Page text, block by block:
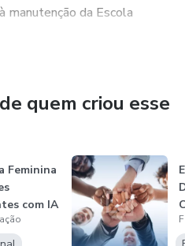
manutenção da Escola
Setor —, e parte da sua
Vontade (LBV).
quem criou esse
Feminina
com IA